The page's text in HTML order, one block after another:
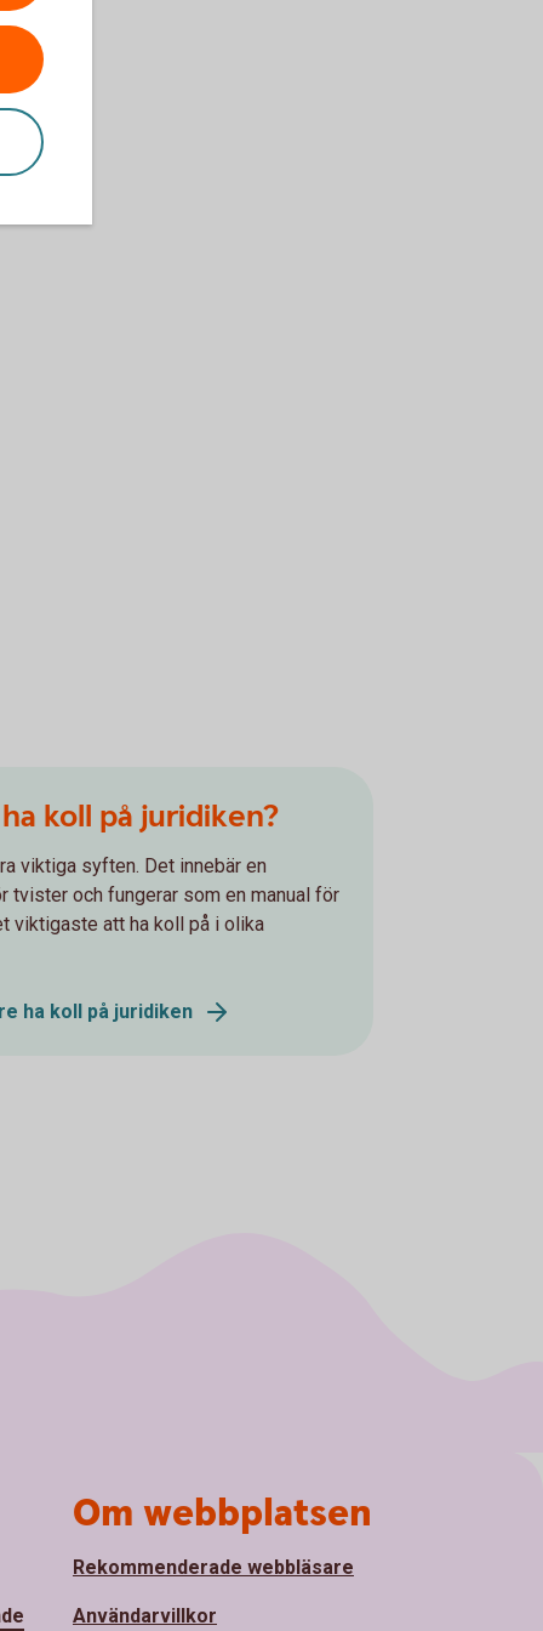
koll på juridiken?
viktiga syften. Det innebär en
tvister och fungerar som en manual för
viktigaste att ha koll på i olika
ha koll på juridiken
Om webbplatsen
Rekommenderade webbläsare
Användarvillkor